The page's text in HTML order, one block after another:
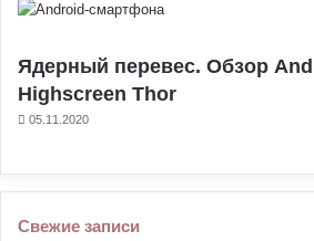
к
ы
т
ь
Ядерный перевес. Обзор
Highscreen Thor
05.11.2020
Свежие записи